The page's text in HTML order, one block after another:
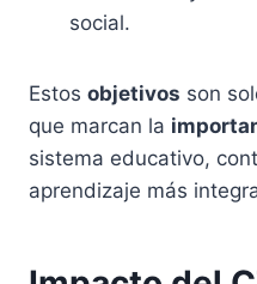
social.
Estos objetivos son
que marcan la
sistema educativo,
aprendizaje más